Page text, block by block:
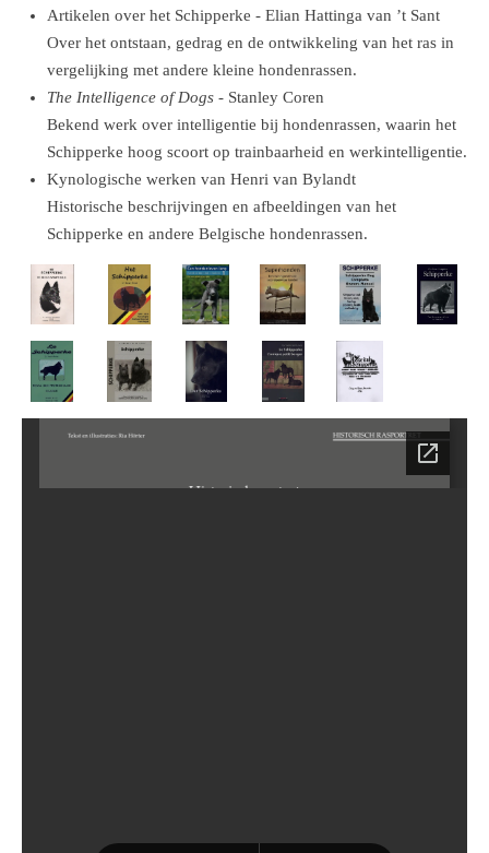
Artikelen over het Schipperke - Elian Hattinga van ’t Sant
Over het ontstaan, gedrag en de ontwikkeling van het ras in
vergelijking met andere kleine hondenrassen.
The Intelligence of Dogs- Stanley Coren
Bekend werk over intelligentie bij hondenrassen, waarin het
Schipperke hoog scoort op trainbaarheid en werkintelligentie.
Kynologische werken van Henri van Bylandt
Historische beschrijvingen en afbeeldingen van het
Schipperke en andere Belgische hondenrassen.